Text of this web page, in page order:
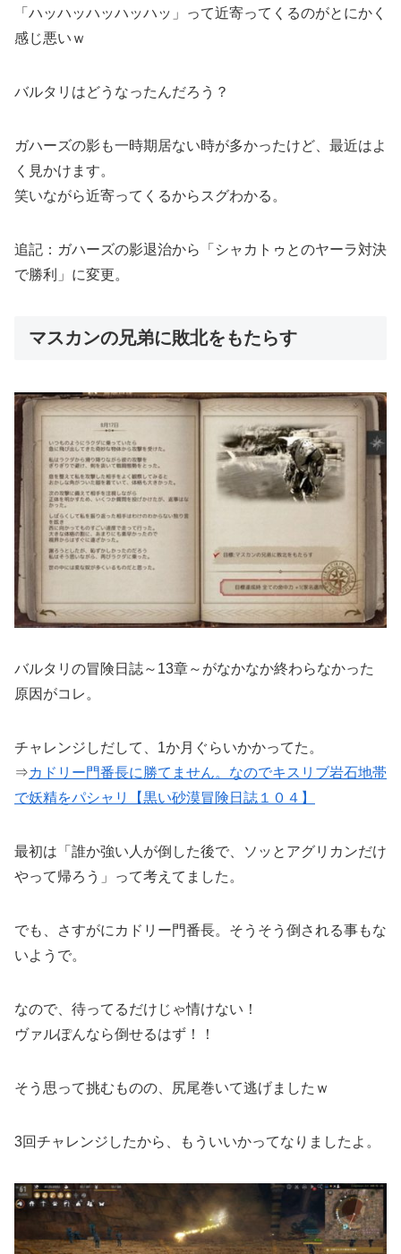
「ハッハッハッハッハッ」って近寄ってくるのがとにかく
感じ悪いｗ
バルタリはどうなったんだろう？
ガハーズの影も一時期居ない時が多かったけど、最近はよ
く見かけます。
笑いながら近寄ってくるからスグわかる。
追記：ガハーズの影退治から「シャカトゥとのヤーラ対決
で勝利」に変更。
マスカンの兄弟に敗北をもたらす
バルタリの冒険日誌～13章～がなかなか終わらなかった
原因がコレ。
チャレンジしだして、1か月ぐらいかかってた。
⇒カドリー門番長に勝てません。なのでキスリブ岩石地帯
で妖精をパシャリ【黒い砂漠冒険日誌１０４】
最初は「誰か強い人が倒した後で、ソッとアグリカンだけ
やって帰ろう」って考えてました。
でも、さすがにカドリー門番長。そうそう倒される事もな
いようで。
なので、待ってるだけじゃ情けない！
ヴァルぽんなら倒せるはず！！
そう思って挑むものの、尻尾巻いて逃げましたｗ
3回チャレンジしたから、もういいかってなりましたよ。